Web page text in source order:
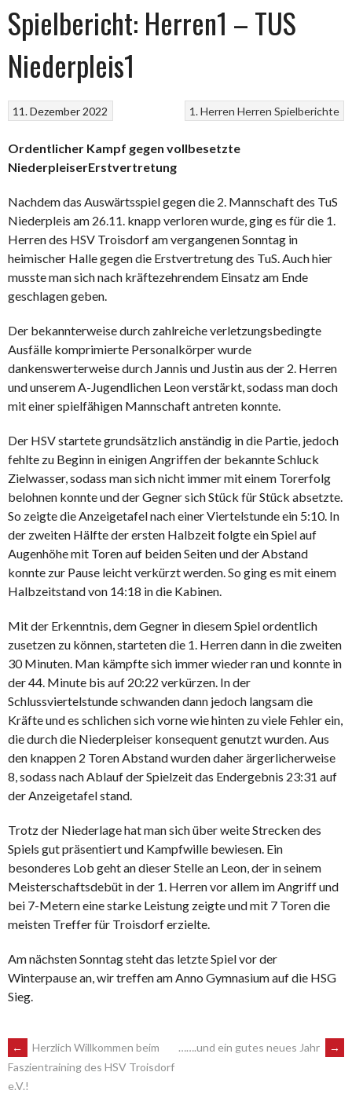
Spielbericht: Herren1 – TUS
Niederpleis1
1. Herren Herren Spielberichte
11. Dezember 2022
Ordentlicher Kampf gegen vollbesetzte
NiederpleiserErstvertretung
Nachdem das Auswärtsspiel gegen die 2. Mannschaft des TuS
Niederpleis am 26.11. knapp verloren wurde, ging es für die 1.
Herren des HSV Troisdorf am vergangenen Sonntag in
heimischer Halle gegen die Erstvertretung des TuS. Auch hier
musste man sich nach kräftezehrendem Einsatz am Ende
geschlagen geben.
Der bekannterweise durch zahlreiche verletzungsbedingte
Ausfälle komprimierte Personalkörper wurde
dankenswerterweise durch Jannis und Justin aus der 2. Herren
und unserem A-Jugendlichen Leon verstärkt, sodass man doch
mit einer spielfähigen Mannschaft antreten konnte.
Der HSV startete grundsätzlich anständig in die Partie, jedoch
fehlte zu Beginn in einigen Angriffen der bekannte Schluck
Zielwasser, sodass man sich nicht immer mit einem Torerfolg
belohnen konnte und der Gegner sich Stück für Stück absetzte.
So zeigte die Anzeigetafel nach einer Viertelstunde ein 5:10. In
der zweiten Hälfte der ersten Halbzeit folgte ein Spiel auf
Augenhöhe mit Toren auf beiden Seiten und der Abstand
konnte zur Pause leicht verkürzt werden. So ging es mit einem
Halbzeitstand von 14:18 in die Kabinen.
Mit der Erkenntnis, dem Gegner in diesem Spiel ordentlich
zusetzen zu können, starteten die 1. Herren dann in die zweiten
30 Minuten. Man kämpfte sich immer wieder ran und konnte in
der 44. Minute bis auf 20:22 verkürzen. In der
Schlussviertelstunde schwanden dann jedoch langsam die
Kräfte und es schlichen sich vorne wie hinten zu viele Fehler ein,
die durch die Niederpleiser konsequent genutzt wurden. Aus
den knappen 2 Toren Abstand wurden daher ärgerlicherweise
8, sodass nach Ablauf der Spielzeit das Endergebnis 23:31 auf
der Anzeigetafel stand.
Trotz der Niederlage hat man sich über weite Strecken des
Spiels gut präsentiert und Kampfwille bewiesen. Ein
besonderes Lob geht an dieser Stelle an Leon, der in seinem
Meisterschaftsdebüt in der 1. Herren vor allem im Angriff und
bei 7-Metern eine starke Leistung zeigte und mit 7 Toren die
meisten Treffer für Troisdorf erzielte.
Am nächsten Sonntag steht das letzte Spiel vor der
Winterpause an, wir treffen am Anno Gymnasium auf die HSG
Sieg.
POST
←
Herzlich Willkommen beim
Faszientraining des HSV Troisdorf
e.V.!
…….und ein gutes neues Jahr →